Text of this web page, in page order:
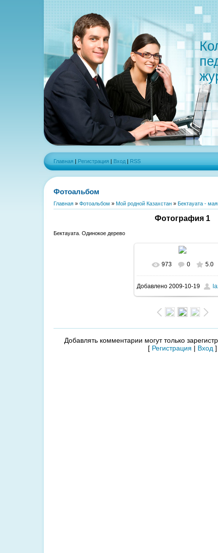
Главная | Регистрация | Вход | RSS
Фотоальбом
Главная » Фотоальбом » Мой родной Казахстан » Бектауата -
Фотография 1
Бектауата. Одинокое дерево
973 0 5.0
Добавлено2009-10-19
Добавлять комментарии могут только
[ Регистрация | Вход ]